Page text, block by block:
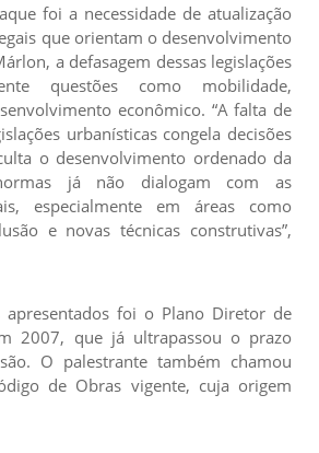
foi a necessidade de atualização
que orientam o desenvolvimento
a defasagem dessas legislações
questões como mobilidade,
econômico. “A falta de
urbanísticas congela decisões
o desenvolvimento ordenado da
já não dialogam com as
especialmente em áreas como
e novas técnicas construtivas”,
apresentados foi o Plano Diretor de
2007, que já ultrapassou o prazo
O palestrante também chamou
de Obras vigente, cuja origem